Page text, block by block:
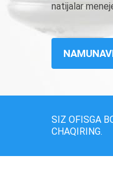
natijalar
SIZ OFISGA
CHAQIRING.